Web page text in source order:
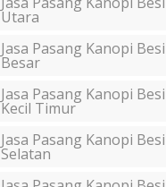
Utara
Jasa Pasang Kanopi
Besar
Jasa Pasang Kanopi
Kecil Timur
Jasa Pasang Kanopi
Selatan